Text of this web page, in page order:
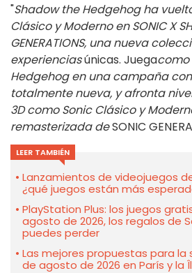
"Shadow the Hedgehog ha
Clásico y Moderno en SONIC X
GENERATIONS, una nueva
experienciasúnicas. Juegacomo
Hedgehog en una campaña
totalmente nueva, y afronta
3D como Sonic Clásico y
remasterizada deSONIC
LEER TAMBIÉN
Lanzamientos de videojuegos
¿qué juegos están más
PlayStation Plus: los juegos
agosto de 2026, los regalos de
puedes perder
Las mejores propuestas para la
de agosto de 2026 en París y la